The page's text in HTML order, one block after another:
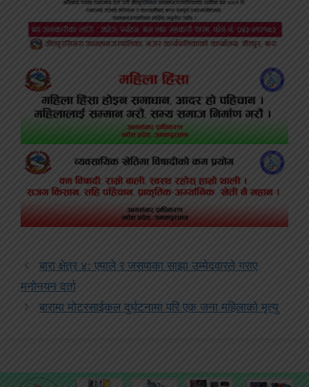
बारा क्षेत्र ४: एमाले र जसपाका साझा उम्मेदवारले गराए
मनोनयन दर्ता
बारामा मोटरसाईकल दुर्घटनामा परि एक जना महिलाको मृत्यु